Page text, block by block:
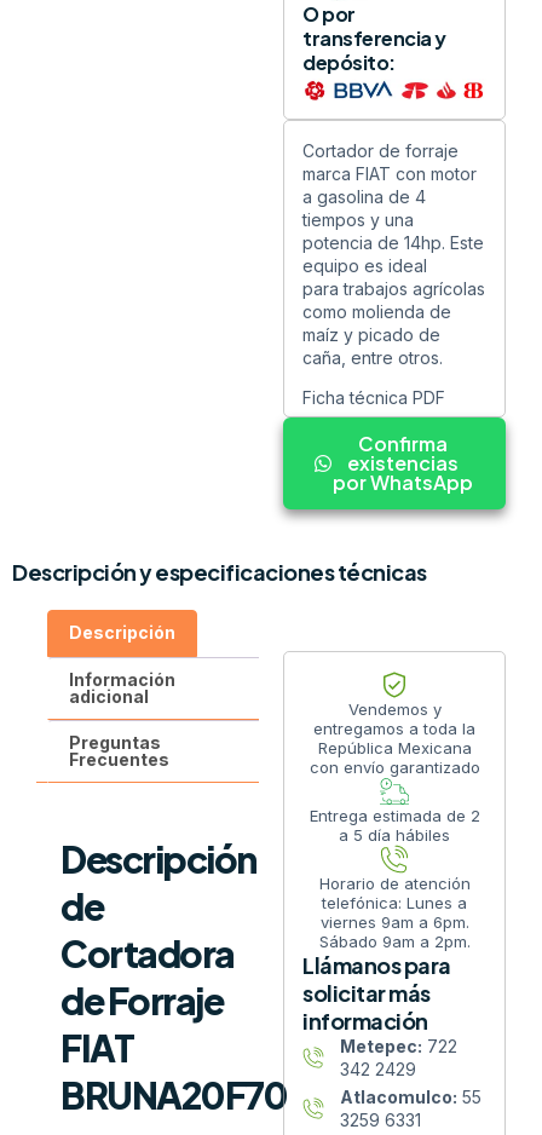
O por
transferencia y
depósito:
Cortador de forraje
marca FIAT con motor
a gasolina de 4
tiempos y una
potencia de 14hp. Este
equipo es ideal
para trabajos agrícolas
como molienda de
maíz y picado de
caña, entre otros.
Ficha técnica PDF
Confirma
existencias
por WhatsApp
Descripción y especificaciones técnicas
Descripción
Información
adicional
Preguntas
Frecuentes
Descripción
de
Cortadora
de Forraje
FIAT
BRUNA20F70
Vendemos y
entregamos a toda la
República Mexicana
con envío garantizado
Entrega estimada de 2
a 5 día hábiles
Horario de atención
telefónica: Lunes a
viernes 9am a 6pm.
Sábado 9am a 2pm.
Llámanos para
solicitar más
información
Metepec: 722
342 2429
Atlacomulco: 55
3259 6331